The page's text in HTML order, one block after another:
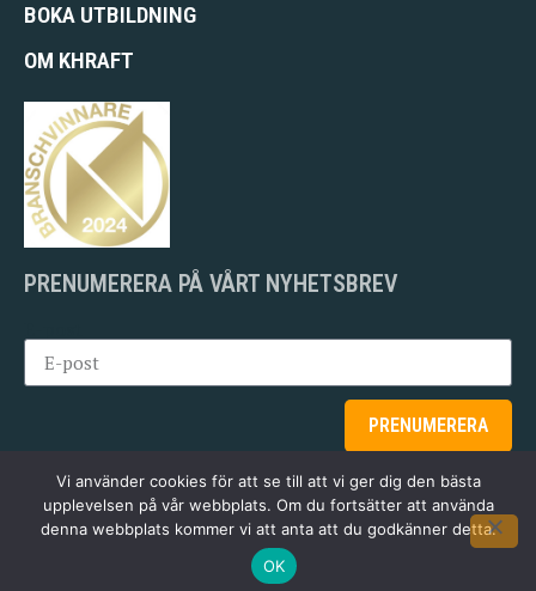
BOKA UTBILDNING
OM KHRAFT
PRENUMERERA PÅ VÅRT NYHETSBREV
PRENUMERERA
Vi använder cookies för att se till att vi ger dig den bästa
upplevelsen på vår webbplats. Om du fortsätter att använda
denna webbplats kommer vi att anta att du godkänner detta.
OK